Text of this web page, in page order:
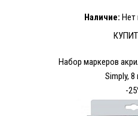
Наличие: Нет
Набор маркеров
Simply, 8
-